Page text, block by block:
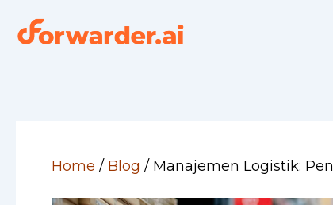
Home / Blog / Manajemen Logistik: